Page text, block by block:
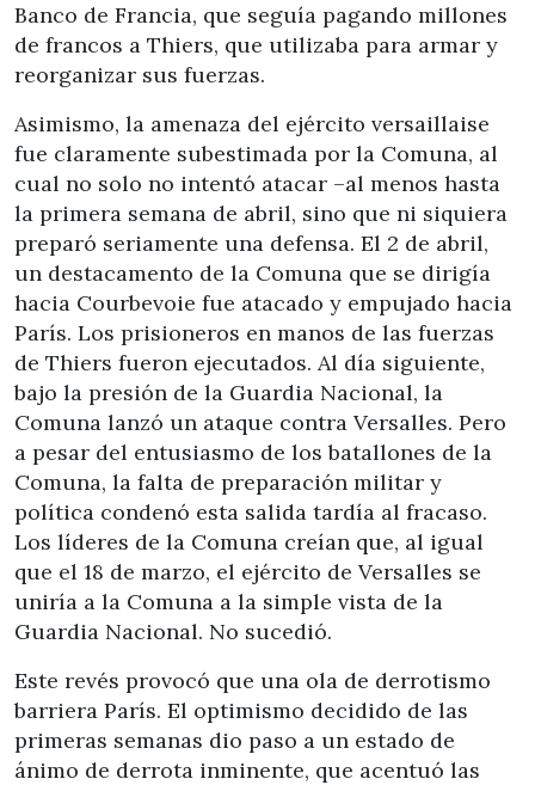
Banco de Francia, que seguía pagando millones
de francos a Thiers, que utilizaba para armar y
reorganizar sus fuerzas.
Asimismo, la amenaza del ejército versaillaise
fue claramente subestimada por la Comuna, al
cual no solo no intentó atacar –al menos hasta
la primera semana de abril, sino que ni siquiera
preparó seriamente una defensa. El 2 de abril,
un destacamento de la Comuna que se dirigía
hacia Courbevoie fue atacado y empujado hacia
París. Los prisioneros en manos de las fuerzas
de Thiers fueron ejecutados. Al día siguiente,
bajo la presión de la Guardia Nacional, la
Comuna lanzó un ataque contra Versalles. Pero
a pesar del entusiasmo de los batallones de la
Comuna, la falta de preparación militar y
política condenó esta salida tardía al fracaso.
Los líderes de la Comuna creían que, al igual
que el 18 de marzo, el ejército de Versalles se
uniría a la Comuna a la simple vista de la
Guardia Nacional. No sucedió.
Este revés provocó que una ola de derrotismo
barriera París. El optimismo decidido de las
primeras semanas dio paso a un estado de
ánimo de derrota inminente, que acentuó las